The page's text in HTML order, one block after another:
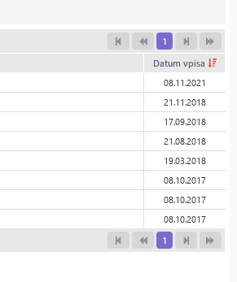
1
Datum vpisa
08.11.2021
21.11.2018
17.09.2018
21.08.2018
19.03.2018
08.10.2017
08.10.2017
08.10.2017
1